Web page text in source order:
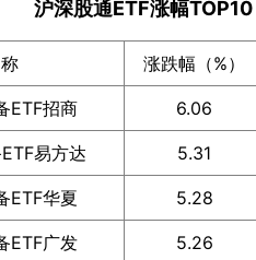
沪深股通ETF涨幅TOP10
涨跌幅（%）
ETF招商 6.06
易方达 5.31
ETF华夏 5.28
ETF广发 5.26